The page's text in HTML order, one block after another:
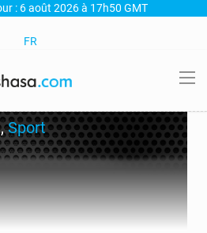
: 6 août 2026 à 17h50 GMT
FR
,Sport